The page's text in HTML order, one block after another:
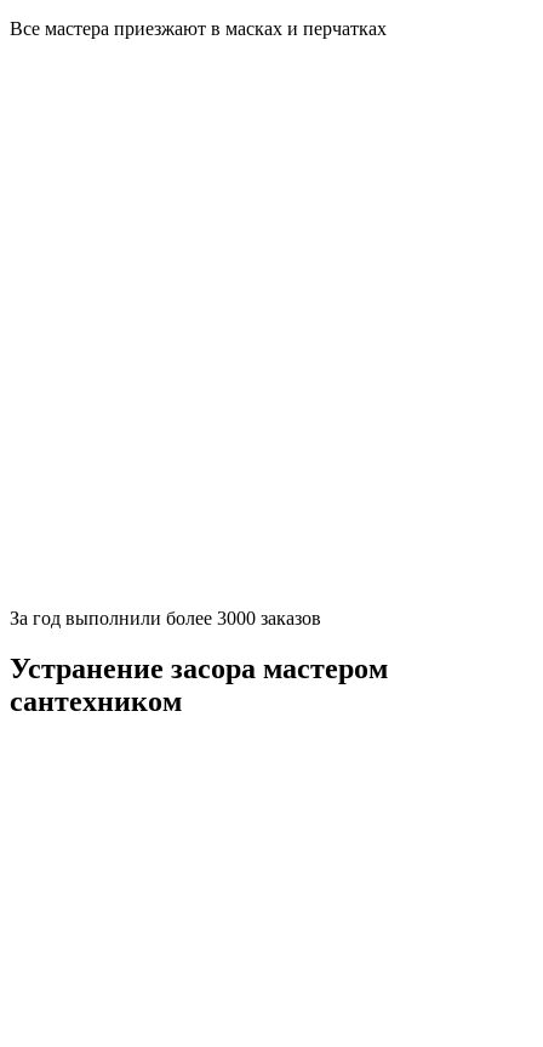
Все мастера приезжают в масках и перчатках
За год выполнили более 3000 заказов
Устранение засора мастером
сантехником